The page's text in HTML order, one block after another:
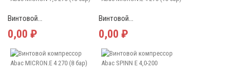
Винтовой...
0,00 ₽
Винтовой...
0,00 ₽